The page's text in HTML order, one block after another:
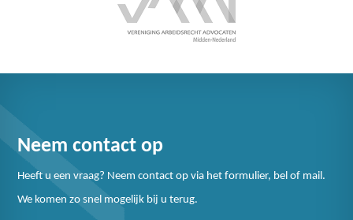
Neem contact op
Heeft u een vraag? Neem contact op via het formulier, bel of mail.
We komen zo snel mogelijk bij u terug.